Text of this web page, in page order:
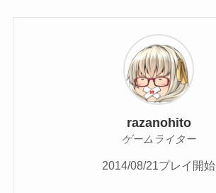
razanohito
ゲームライター
2014/08/21プレイ開始